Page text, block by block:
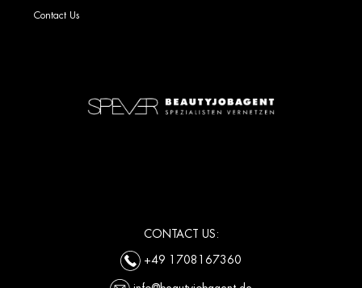
Contact Us
CONTACT US:
+49 1708167360